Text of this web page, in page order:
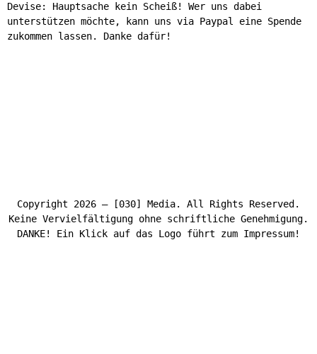
Devise: Hauptsache kein Scheiß! Wer uns dabei
unterstützen möchte, kann uns via Paypal eine Spende
zukommen lassen. Danke dafür!
Copyright 2026 – [030] Media. All Rights Reserved.
Keine Vervielfältigung ohne schriftliche Genehmigung.
DANKE! Ein Klick auf das Logo führt zum Impressum!